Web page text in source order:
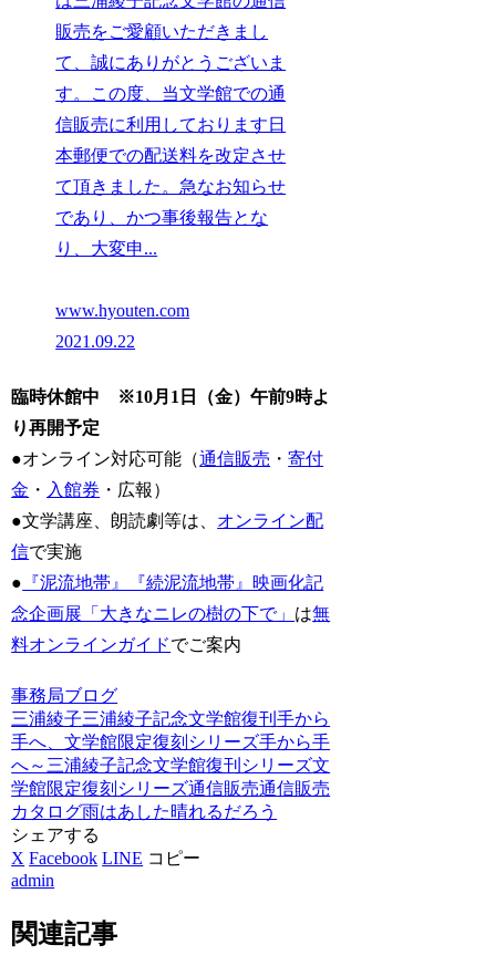
販売をご愛顧いただきまし
て、誠にありがとうございま
す。この度、当文学館での通
信販売に利用しております日
本郵便での配送料を改定させ
て頂きました。急なお知らせ
であり、かつ事後報告とな
り、大変申...
www.hyouten.com
2021.09.22
臨時休館中 ※10月1日（金）午前9時よ
り再開予定
●オンライン対応可能（通信販売 ・寄付
金 ・ 入館券 ・広報）
●文学講座、朗読劇等は、 オンライン配
信で実施
● 『泥流地帯』『続泥流地帯』映画化記
念企画展「大きなニレの樹の下で」 は無
料オンラインガイドでご案内
事務局ブログ
三浦綾子三浦綾子記念文学館復刊手から
手へ、文学館限定復刻シリーズ手から手
へ～三浦綾子記念文学館復刊シリーズ文
学館限定復刻シリーズ通信販売通信販売
カタログ雨はあした晴れるだろう
シェアする
X Facebook LINE コピー
admin
関連記事